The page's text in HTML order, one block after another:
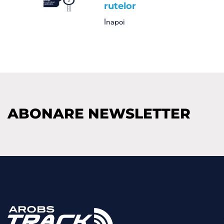
rutelor
Înapoi
ABONARE NEWSLETTER